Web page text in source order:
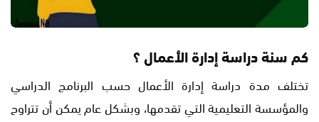
كم سنة دراسة إدارة الأعمال ؟
تختلف مدة دراسة إدارة الأعمال حسب البرنامج الدراسي
والمؤسسة التعليمية التي تقدمها، وبشكل عام يمكن أن تتراوح